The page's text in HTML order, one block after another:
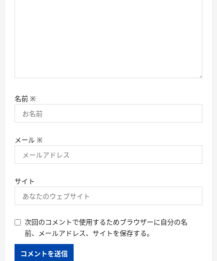
名前 ※
メール ※
サイト
次回のコメントで使用するためブラウザーに自分の名
前、メールアドレス、サイトを保存する。